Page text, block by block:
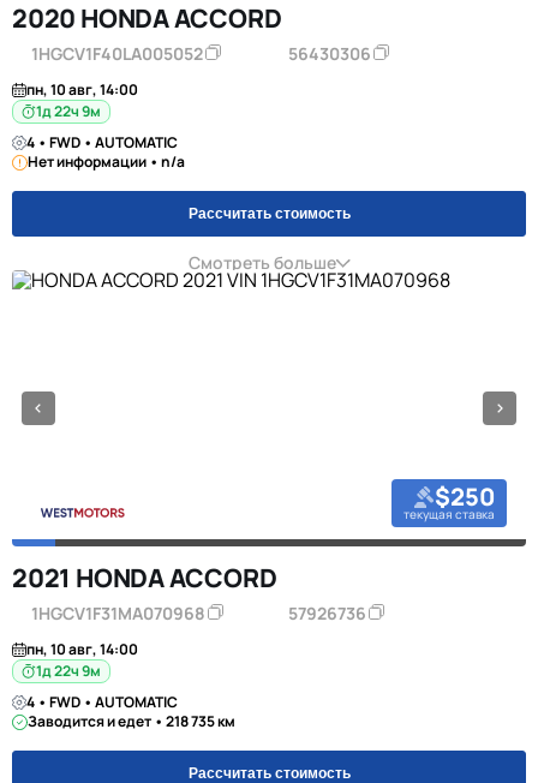
2020 HONDA ACCORD
1HGCV1F40LA005052 56430306
пн, 10 авг, 14:00
1д 22ч 9м
4 • FWD • AUTOMATIC
Нет информации • n/a
Рассчитать стоимость
Смотреть больше
$250
текущая ставка
2021 HONDA ACCORD
1HGCV1F31MA070968 57926736
пн, 10 авг, 14:00
1д 22ч 9м
4 • FWD • AUTOMATIC
Заводится и едет • 218 735 км
Рассчитать стоимость